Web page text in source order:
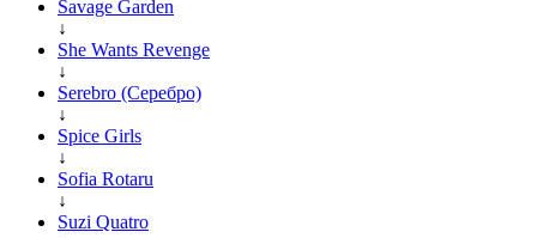
Savage Garden
↓
She Wants Revenge
↓
Serebro (Серебро)
↓
Spice Girls
↓
Sofia Rotaru
↓
Suzi Quatro